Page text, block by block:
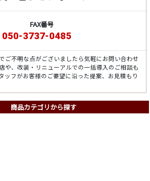
FAX番号
050-3737-0485
ご不明な点がございましたら気軽にお問い合わせ
や、改装・リニューアルでの一括導入のご相談も
ッフがお客様のご要望に沿った提案、お見積もり
商品カテゴリから探す